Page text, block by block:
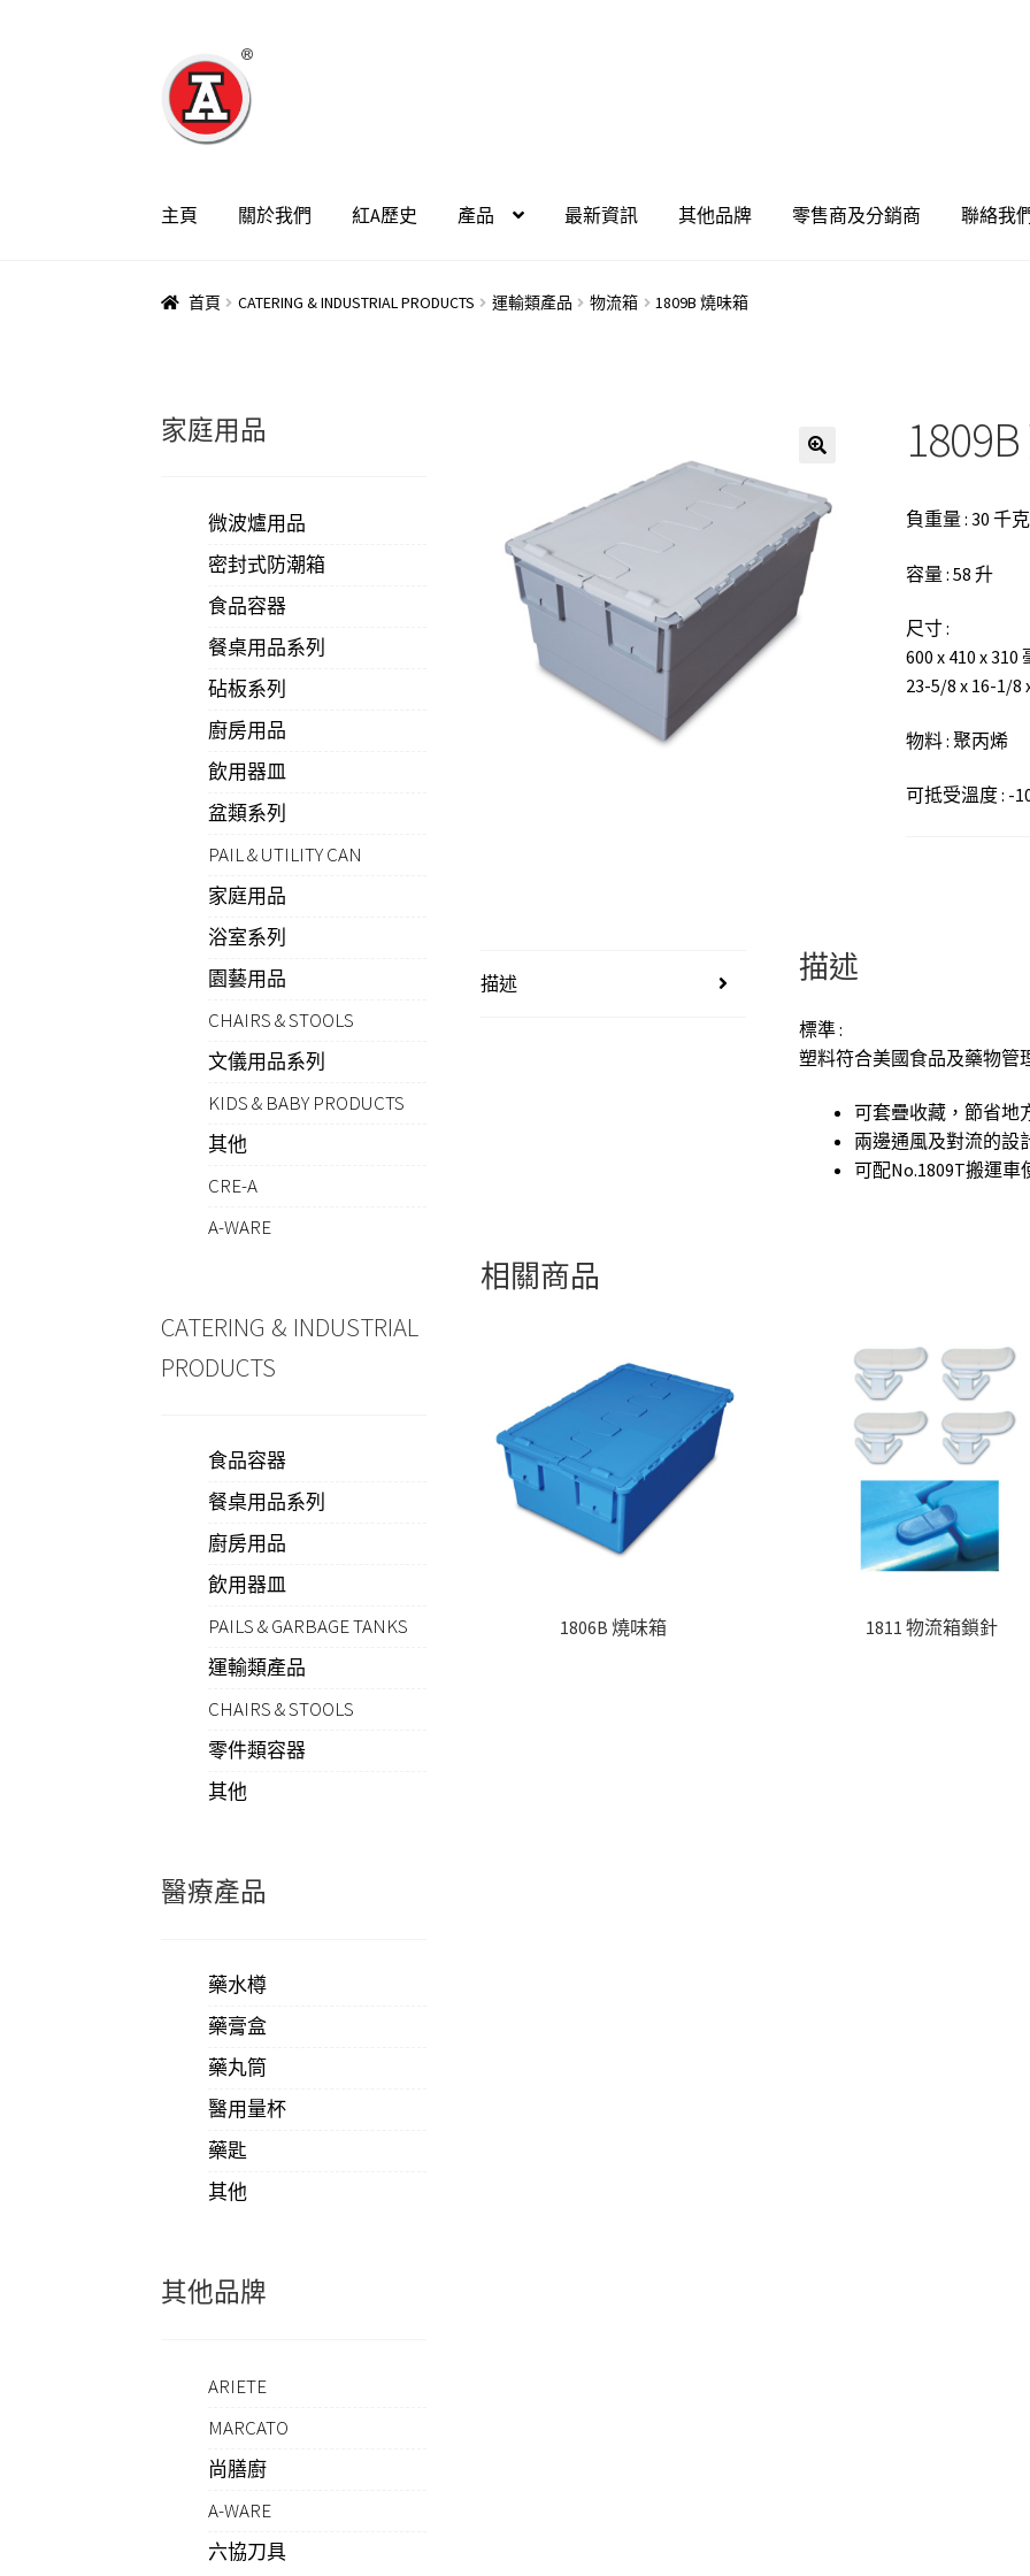
至
導
至
主
容
主頁 關於我們 紅A歷史 產品 最新資訊 其他品牌 零售商及分銷商 聯絡我
首頁 CATERING & INDUSTRIAL PRODUCTS 運輸類產品 物流箱 1809B 燒味箱
負重量 : 30 千克
容量 : 58 升
尺寸 :
600 x 410 x 310
23-5/8 x 16-1/8
物料 : 聚丙烯
可抵受溫度 : -
描述 描述
標準 :
塑料符合美國食品及藥物管
可套疊收藏，節省地
兩邊通風及對流的設
可配No.1809T搬運車
相關商品
1806B 燒味箱 1811 物流箱鎖針
家庭用品
微波爐用品
密封式防潮箱
食品容器
餐桌用品系列
砧板系列
廚房用品
飲用器皿
盆類系列
PAIL & UTILITY CAN
家庭用品
浴室系列
園藝用品
CHAIRS & STOOLS
文儀用品系列
KIDS & BABY PRODUCTS
其他
CRE-A
A-WARE
CATERING & INDUSTRIAL
PRODUCTS
食品容器
餐桌用品系列
廚房用品
飲用器皿
PAILS & GARBAGE TANKS
運輸類產品
CHAIRS & STOOLS
零件類容器
其他
醫療產品
藥水樽
藥膏盒
藥丸筒
醫用量杯
藥匙
其他
其他品牌
ARIETE
MARCATO
尚膳廚
A-WARE
六協刀具